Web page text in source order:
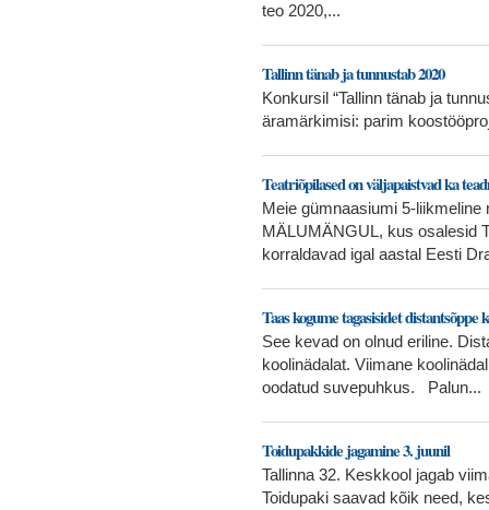
teo 2020,...
Tallinn tänab ja tunnustab 2020
Konkursil “Tallinn tänab ja
äramärkimisi: parim
Teatriõpilased on väljapaistvad ka
Meie gümnaasiumi 5-
MÄLUMÄNGUL, kus osalesid
korraldavad igal aastal Eesti
Taas kogume tagasisidet distantsõppe
See kevad on olnud eriline.
koolinädalat. Viimane
oodatud suvepuhkus. Palun...
Toidupakkide jagamine 3. juunil
Tallinna 32. Keskkool jagab
Toidupaki saavad kõik need,